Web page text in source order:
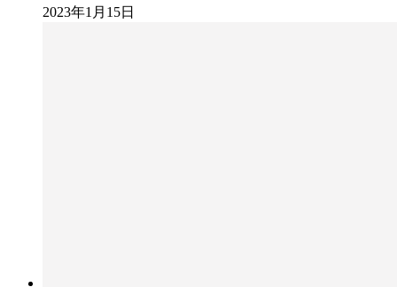
2023年1月15日